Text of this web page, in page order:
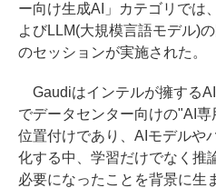
ー向け生成AI」カテゴリでは
よびLLM(大規模言語モデル)
のセッションが実施された。
Gaudiはインテルが擁する
でデータセンター向けの"AI
位置付けであり、AIモデルや
化する中、学習だけでなく推
必要になったことを背景に生